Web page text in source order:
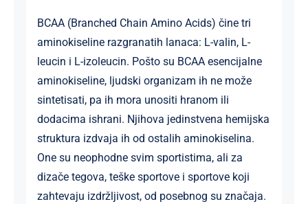
BCAA (Branched Chain Amino Acids) čine tri
aminokiseline razgranatih lanaca: L-valin, L-
leucin i L-izoleucin. Pošto su BCAA esencijalne
aminokiseline, ljudski organizam ih ne može
sintetisati, pa ih mora unositi hranom ili
dodacima ishrani. Njihova jedinstvena hemijska
struktura izdvaja ih od ostalih aminokiselina.
One su neophodne svim sportistima, ali za
dizače tegova, teške sportove i sportove koji
zahtevaju izdržljivost, od posebnog su značaja.